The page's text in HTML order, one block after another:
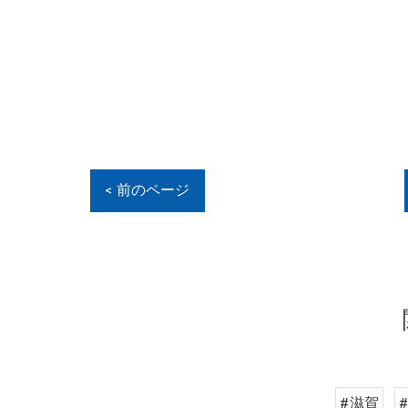
< 前のページ
#滋賀